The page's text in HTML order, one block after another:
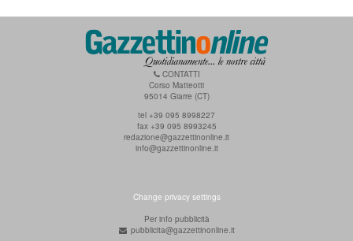
CONTATTI
Corso Matteotti
95014 Giarre (CT)
tel +39 095 8998227
fax +39 095 8993245
redazione@gazzettinonline.it
info@gazzettinonline.it
Change privacy settings
Per info pubblicità
pubblicita@gazzettinonline.it